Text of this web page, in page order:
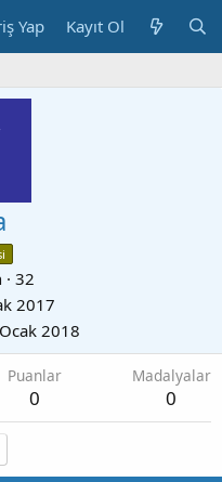
Yap Kayıt Ol
· 32
2017
2018
Puanlar
0
Madalyalar
0